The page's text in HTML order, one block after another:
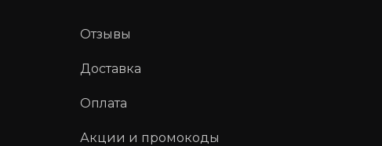
Отзывы
Доставка
Оплата
Акции и промокоды